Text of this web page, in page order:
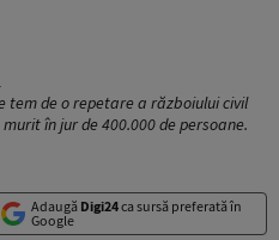
tem de o repetare a războiului civil
în jur de 400.000 de persoane.
Adaugă Digi24ca sursă preferată în
Google